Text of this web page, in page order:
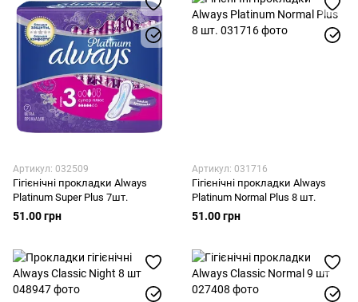
Артикул: 032509
Гігієнічні прокладки Always
Platinum Super Plus 7шт.
51.00 грн
Артикул: 031716
Гігієнічні прокладки Always
Platinum Normal Plus 8 шт.
51.00 грн